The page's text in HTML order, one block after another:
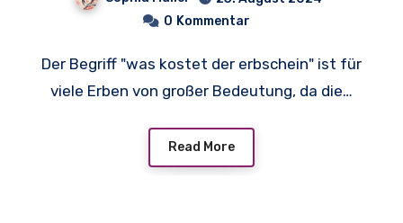
0 Kommentar
Der Begriff "was kostet der erbschein" ist für
viele Erben von großer Bedeutung, da die…
Read More